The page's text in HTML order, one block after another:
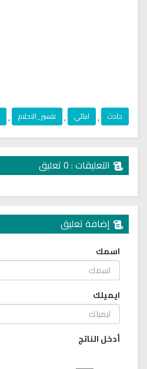
حادث , ابنائي , تفسير_الاحلام ,
التعليقات : 0 تعليق
إضافة تعليق
اسمك
ايميلك
أدخل الناتج